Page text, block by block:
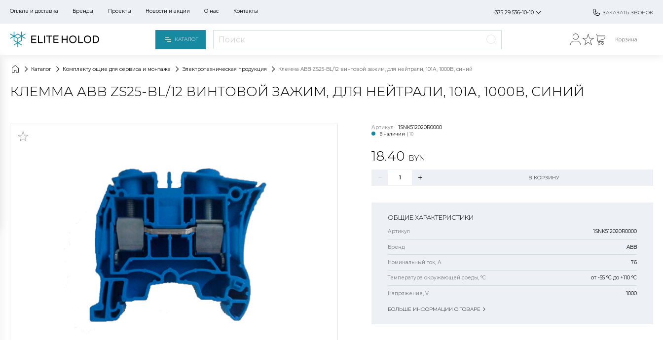
Оплата и доставка Бренды Проекты Новости и акции О нас Контакты +375 29 536-10-10 ЗАКАЗАТЬ ЗВОНОК
КАТАЛОГ Корзина
Каталог Комплектующие для сервиса и монтажа Электротехническая продукция Клемма ABB ZS25-BL/12 винтовой зажим, для нейтрали, 101А, 1000В, синий
КЛЕММА ABB ZS25-BL/12 ВИНТОВОЙ ЗАЖИМ, ДЛЯ НЕЙТРАЛИ, 101А, 1000В, СИНИЙ
Артикул 1SNK512020R0000
В наличии | 10
18.40 BYN
В КОРЗИНУ
ОБЩИЕ ХАРАКТЕРИСТИКИ
Артикул 1SNK512020R0000
Бренд ABB
Номинальный ток, А 76
Температура окружающей среды, °C от -55 °C до +110 °C
Напряжение, V 1000
БОЛЬШЕ ИНФОРМАЦИИ О ТОВАРЕ